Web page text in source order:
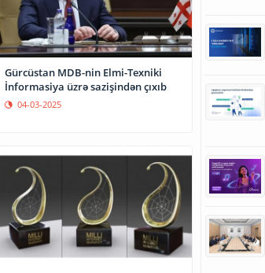
Gürcüstan MDB-nin Elmi-Texniki
İnformasiya üzrə sazişindən çıxıb
04-03-2025